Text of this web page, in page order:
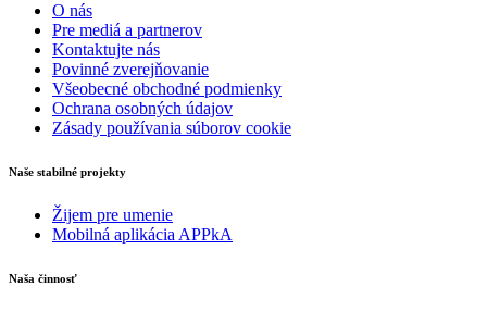
O nás
Pre mediá a partnerov
Kontaktujte nás
Povinné zverejňovanie
Všeobecné obchodné podmienky
Ochrana osobných údajov
Zásady používania súborov cookie
Naše stabilné projekty
Žijem pre umenie
Mobilná aplikácia APPkA
Naša činnosť